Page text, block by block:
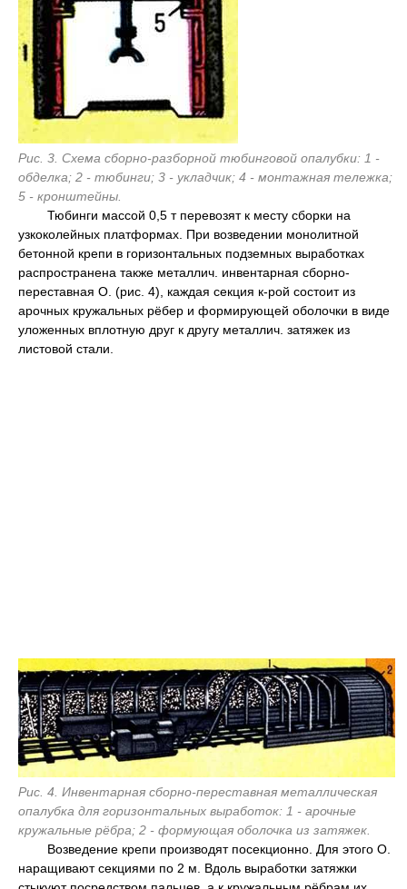
Рис. 3. Схема сборно-разборной тюбинговой опалубки: 1 -
обделка; 2 - тюбинги; 3 - укладчик; 4 - монтажная тележка;
5 - кронштейны.
Тюбинги массой 0,5 т перевозят к месту сборки на
узкоколейных платформах. При возведении монолитной
бетонной крепи в горизонтальных подземных выработках
распространена также металлич. инвентарная сборно-
переставная O. (рис. 4), каждая секция к-рой состоит из
арочных кружальных рёбер и формирующей оболочки в виде
уложенных вплотную друг к другу металлич. затяжек из
листовой стали.
Рис. 4. Инвентарная сборно-переставная металлическая
опалубка для горизонтальных выработок: 1 - арочные
кружальные рёбра; 2 - формующая оболочка из затяжек.
Возведение крепи производят посекционно. Для этого O.
наращивают секциями по 2 м. Вдоль выработки затяжки